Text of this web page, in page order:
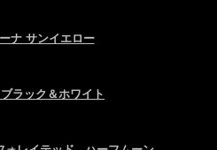
ナ サンイエロー
ラック＆ホワイト